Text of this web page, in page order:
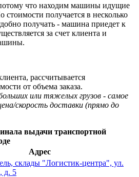
что находим машины идущие
получается в несколько
получать - машина приедет к
за счет клиента и
рассчитывается
от объема заказа.
или тяжелых грузов - самое
скорость доставки (прямо до
выдачи транспортной
Адрес
склады "Логистик-центра", ул.
д. 5